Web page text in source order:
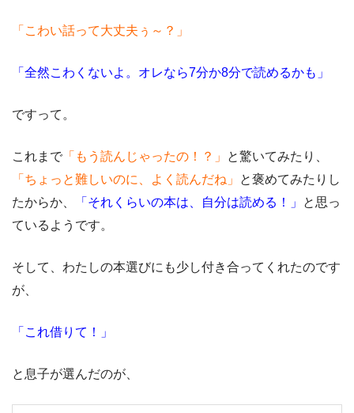
「こわい話って大丈夫ぅ～？」
「全然こわくないよ。オレなら7分か8分で読めるかも」
ですって。
これまで 「もう読んじゃったの！？」
と驚いてみたり、
「ちょっと難しいのに、よく読んだね」
と褒めてみたりし
たからか、
「それくらいの本は、自分は読める！」
と思っ
ているようです。
そして、わたしの本選びにも少し付き合ってくれたのです
が、
「これ借りて！」
と息子が選んだのが、